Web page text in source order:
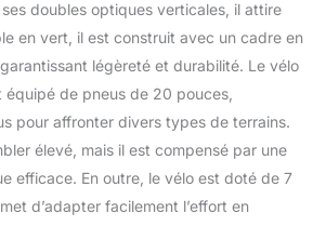
aventures en plein air.
des chocs】 le vélo
électrique ENGWE M20
est équipé d'une double
suspension, composée
d'une fourche avant
hydraulique et d'un
amortisseur d'air arrière.
Le cadre en alliag【e
doubles optiques verticales, il attire
en vert, il est construit avec un cadre en
légèreté et durabilité. Le vélo
de pneus de 20 pouces,
pour affronter divers types de terrains.
élevé, mais il est compensé par une
efficace. En outre, le vélo est doté de 7
d’adapter facilement l’effort en